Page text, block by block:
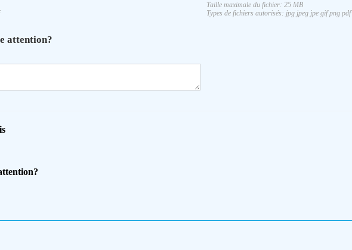
Taille maximale du fichier: 25 MB
Types de fichiers autorisés: jpg jpeg jpe gif png pdf
attention?